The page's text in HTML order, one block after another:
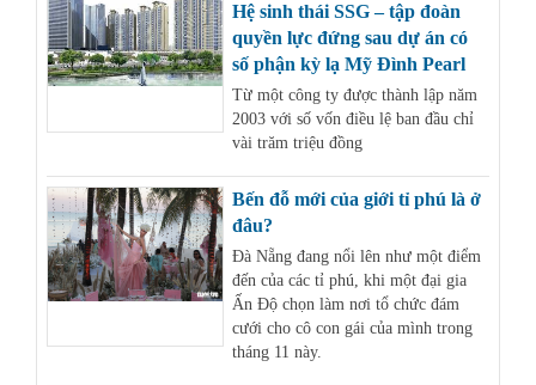
Hệ sinh thái SSG – tập đoàn
quyền lực đứng sau dự án có
số phận kỳ lạ Mỹ Đình Pearl
Từ một công ty được thành lập năm
2003 với số vốn điều lệ ban đầu chỉ
vài trăm triệu đồng
Bến đỗ mới của giới tỉ phú là ở
đâu?
Đà Nẵng đang nổi lên như một điểm
đến của các tỉ phú, khi một đại gia
Ấn Độ chọn làm nơi tổ chức đám
cưới cho cô con gái của mình trong
tháng 11 này.